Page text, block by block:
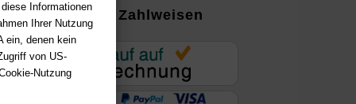
Informationen
Ihrer Nutzung
ein, denen kein
von US-
Nutzung
mit
Zahlweisen